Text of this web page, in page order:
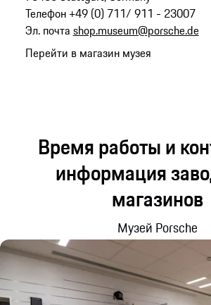
Телефон +49 (0) 711/ 911 - 23007
Эл. почта shop.museum@porsche.de
Перейти в магазин музея
Время работы и
информация
магазинов
Музей Porsche